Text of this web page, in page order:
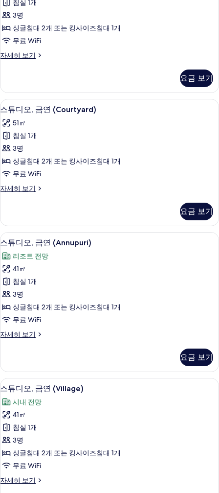
오,
금
연
진
두
보
기
침실 1개
3명
싱글침대 2개 또는 킹사이즈침대 1개
무료 WiFi
자세히 보기
스
금
연
자
히
보
기
요금 보기
스
튜
디
오,
금
연
(Courtyard)
사
모
두
보
기
스튜디오, 금연 (Courtyard) | 거실 공
3
스튜디오, 금연 (Courtyard)
51㎡
침실 1개
3명
싱글침대 2개 또는 킹사이즈침대 1개
무료 WiFi
자세히 보기
스
금
연
(Courtyard)
세
히
보
기
요금 보기
스
튜
디
오,
금
연
(Annupuri)
사
진
두
보
기
스튜디오, 금연 (Annupuri) | 객실 내
3
스튜디오, 금연 (Annupuri)
리조트 전망
41㎡
침실 1개
3명
싱글침대 2개 또는 킹사이즈침대 1개
무료 WiFi
자세히 보기
스
금
연
(Annupuri)
세
히
보
기
요금 보기
스
튜
디
오,
금
연
(Village)
사
진
객실 내 금고, 다리미/다리미판, 무료
3
스튜디오, 금연 (Village)
시내 전망
41㎡
침실 1개
3명
싱글침대 2개 또는 킹사이즈침대 1개
무료 WiFi
자세히 보기
스